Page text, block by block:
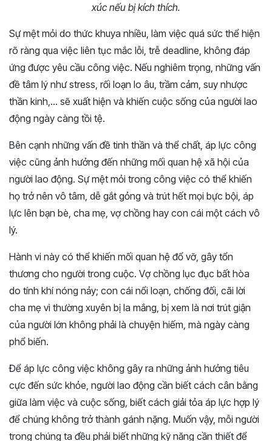
xúc nếu bị kích thích.
Sự mệt mỏi do thức khuya nhiều, làm việc quá sức thể hiện
rõ ràng qua việc liên tục mắc lỗi, trễ deadline, không đáp
ứng được yêu cầu công việc. Nếu nghiêm trọng, những vấn
đề tâm lý như stress, rối loạn lo âu, trầm cảm, suy nhược
thần kinh,… sẽ xuất hiện và khiến cuộc sống của người lao
động ngày càng tồi tệ.
Bên cạnh những vấn đề tinh thần và thể chất, áp lực công
việc cũng ảnh hưởng đến những mối quan hệ xã hội của
người lao động. Sự mệt mỏi trong công việc có thể khiến
họ trở nên vô tâm, dễ gắt gỏng và trút hết mọi bực bội, áp
lực lên bạn bè, cha mẹ, vợ chồng hay con cái một cách vô
lý.
Hành vi này có thể khiến mối quan hệ đổ vỡ, gây tổn
thương cho người trong cuộc. Vợ chồng lục đục bất hòa
do tính khí nóng nảy; con cái nổi loạn, chống đối, cãi lời
cha mẹ vì thường xuyên bị la mắng, bị xem là nơi trút giận
của người lớn không phải là chuyện hiếm, mà ngày càng
phổ biến.
Để áp lực công việc không gây ra những ảnh hưởng tiêu
cực đến sức khỏe, người lao động cần biết cách cân bằng
giữa làm việc và cuộc sống, biết cách giải tỏa áp lực hợp lý
để chúng không trở thành gánh nặng. Muốn vậy, mỗi người
trong chúng ta đều phải biết những kỹ năng cần thiết để